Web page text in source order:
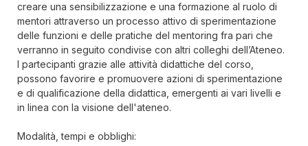
creare una sensibilizzazione e una formazione al ruolo di
mentori attraverso un processo attivo di sperimentazione
delle funzioni e delle pratiche del mentoring fra pari che
verranno in seguito condivise con altri colleghi dell’Ateneo.
I partecipanti grazie alle attività didattiche del corso,
possono favorire e promuovere azioni di sperimentazione
e di qualificazione della didattica, emergenti ai vari livelli e
in linea con la visione dell'ateneo.
Modalità, tempi e obblighi: